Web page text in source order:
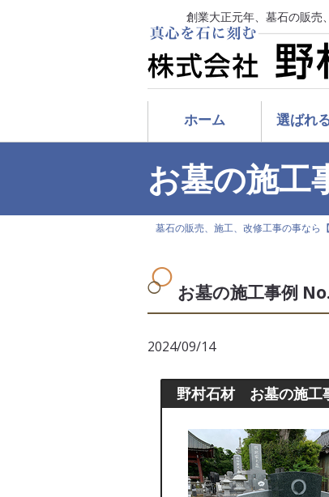
創業大正元年、墓石の販売
ホーム 選ばれ
お墓の施工
墓石の販売、施工、改修工事の事なら
お墓の施工事例
2024/09/14
野村石材 お墓の施工